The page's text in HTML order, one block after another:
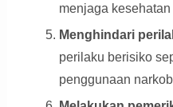
menjaga
Menghindari
perilaku berisiko
penggunaan